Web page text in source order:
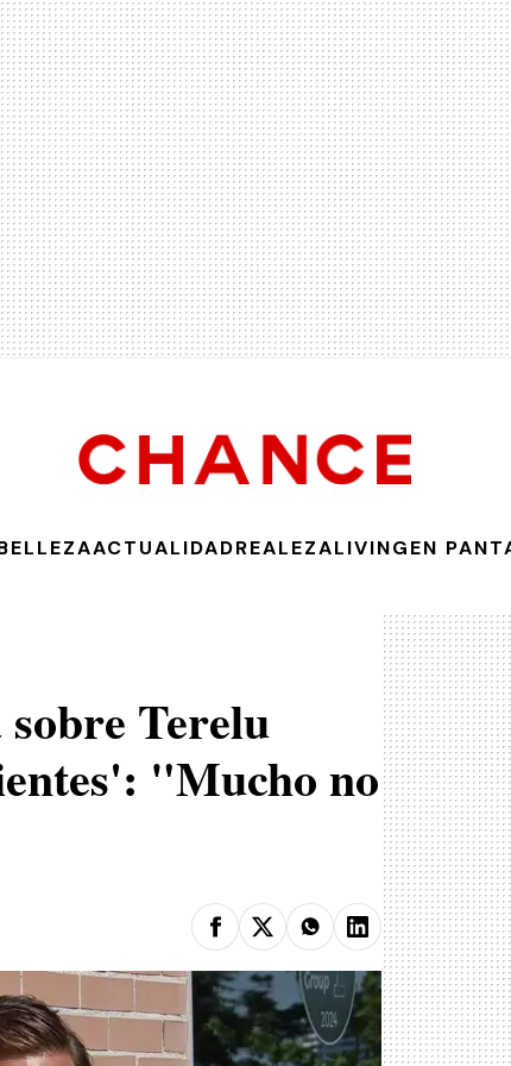
ACTUALIDADREALEZALIVINGEN
Terelu
"Mucho no